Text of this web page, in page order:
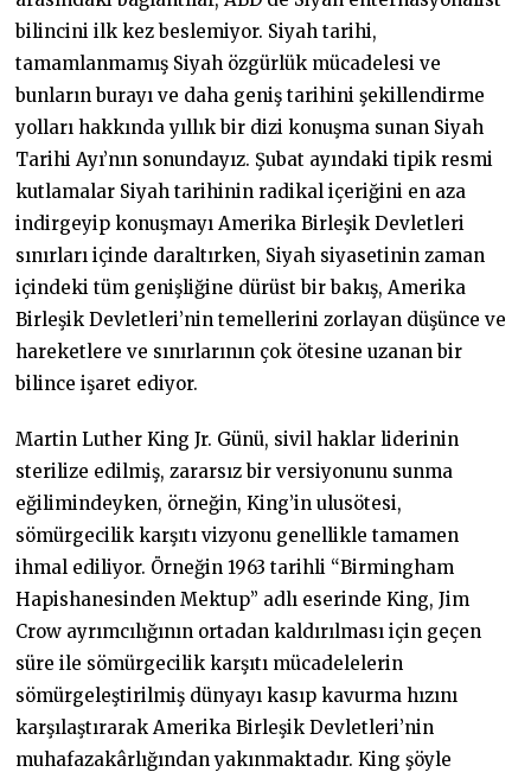
bilincini ilk kez beslemiyor. Siyah tarihi,
tamamlanmamış Siyah özgürlük mücadelesi ve
bunların burayı ve daha geniş tarihini şekillendirme
yolları hakkında yıllık bir dizi konuşma sunan Siyah
Tarihi Ayı’nın sonundayız. Şubat ayındaki tipik resmi
kutlamalar Siyah tarihinin radikal içeriğini en aza
indirgeyip konuşmayı Amerika Birleşik Devletleri
sınırları içinde daraltırken, Siyah siyasetinin zaman
içindeki tüm genişliğine dürüst bir bakış, Amerika
Birleşik Devletleri’nin temellerini zorlayan düşünce ve
hareketlere ve sınırlarının çok ötesine uzanan bir
bilince işaret ediyor.
Martin Luther King Jr. Günü, sivil haklar liderinin
sterilize edilmiş, zararsız bir versiyonunu sunma
eğilimindeyken, örneğin, King’in ulusötesi,
sömürgecilik karşıtı vizyonu genellikle tamamen
ihmal ediliyor. Örneğin 1963 tarihli “Birmingham
Hapishanesinden Mektup” adlı eserinde King, Jim
Crow ayrımcılığının ortadan kaldırılması için geçen
süre ile sömürgecilik karşıtı mücadelelerin
sömürgeleştirilmiş dünyayı kasıp kavurma hızını
karşılaştırarak Amerika Birleşik Devletleri’nin
muhafazakârlığından yakınmaktadır. King şöyle